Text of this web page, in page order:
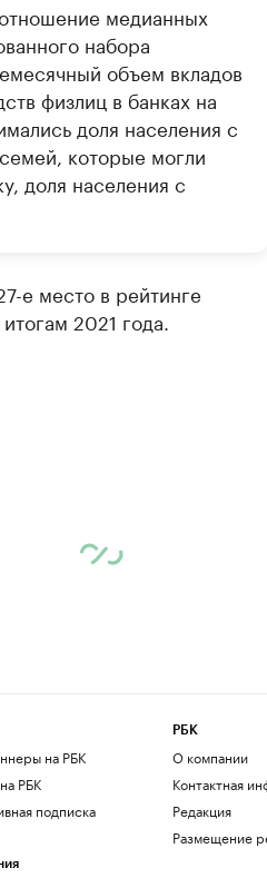
медианных
набора
объем вкладов
физлиц в банках на
доля населения с
которые могли
доля населения с
е место в рейтинге
2021 года.
на РБК
РБК
подписка
РБК
О компании
Контактная
Редакция
Размещение